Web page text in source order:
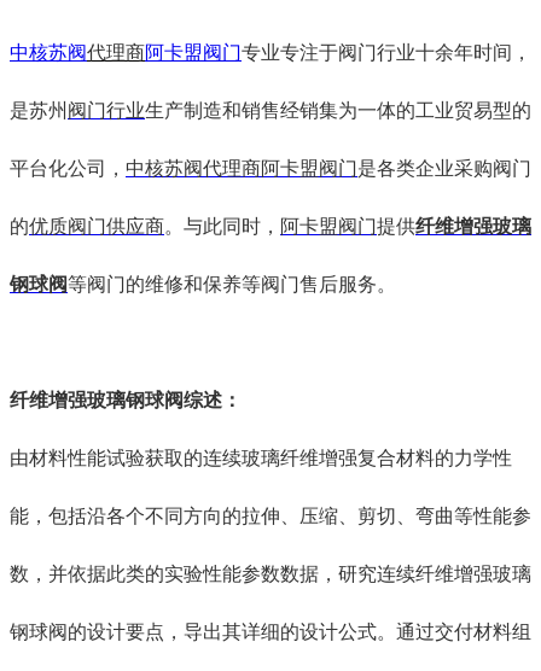
中核苏阀代理商阿卡盟阀门专业专注于阀门行业十余年时间，
是苏州 阀门行业生产制造和销售经销集为一体的工业贸易型的
平台化公司， 中核苏阀代理商阿卡盟阀门是各类企业采购阀门
的优质阀门供应商。与此同时， 阿卡盟阀门提供纤维增强玻璃
钢球阀等阀门的维修和保养等阀门售后服务。
纤维增强玻璃钢球阀综述 ：
由材料性能试验获取的连续玻璃纤维增强复合材料的力学性
能，包括沿各个不同方向的拉伸、压缩、剪切、弯曲等性能参
数，并依据此类的实验性能参数数据 ，研究连续纤维增强玻璃
钢球阀的设计要点，导出其详细的设计公式。通过交付材料组